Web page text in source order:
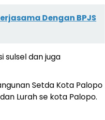
Dengan BPJS
sulsel dan juga
Setda Kota Palopo
Lurah se kota Palopo.